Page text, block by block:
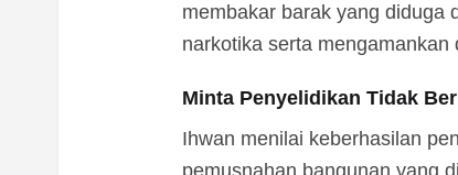
membakar barak yang diduga
narkotika serta
Minta Penyelidikan Tidak
Ihwan menilai keberhasilan